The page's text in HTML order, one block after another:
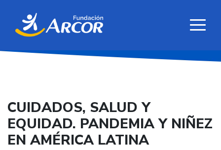
CUIDADOS, SALUD Y
EQUIDAD. PANDEMIA Y NIÑEZ
EN AMÉRICA LATINA